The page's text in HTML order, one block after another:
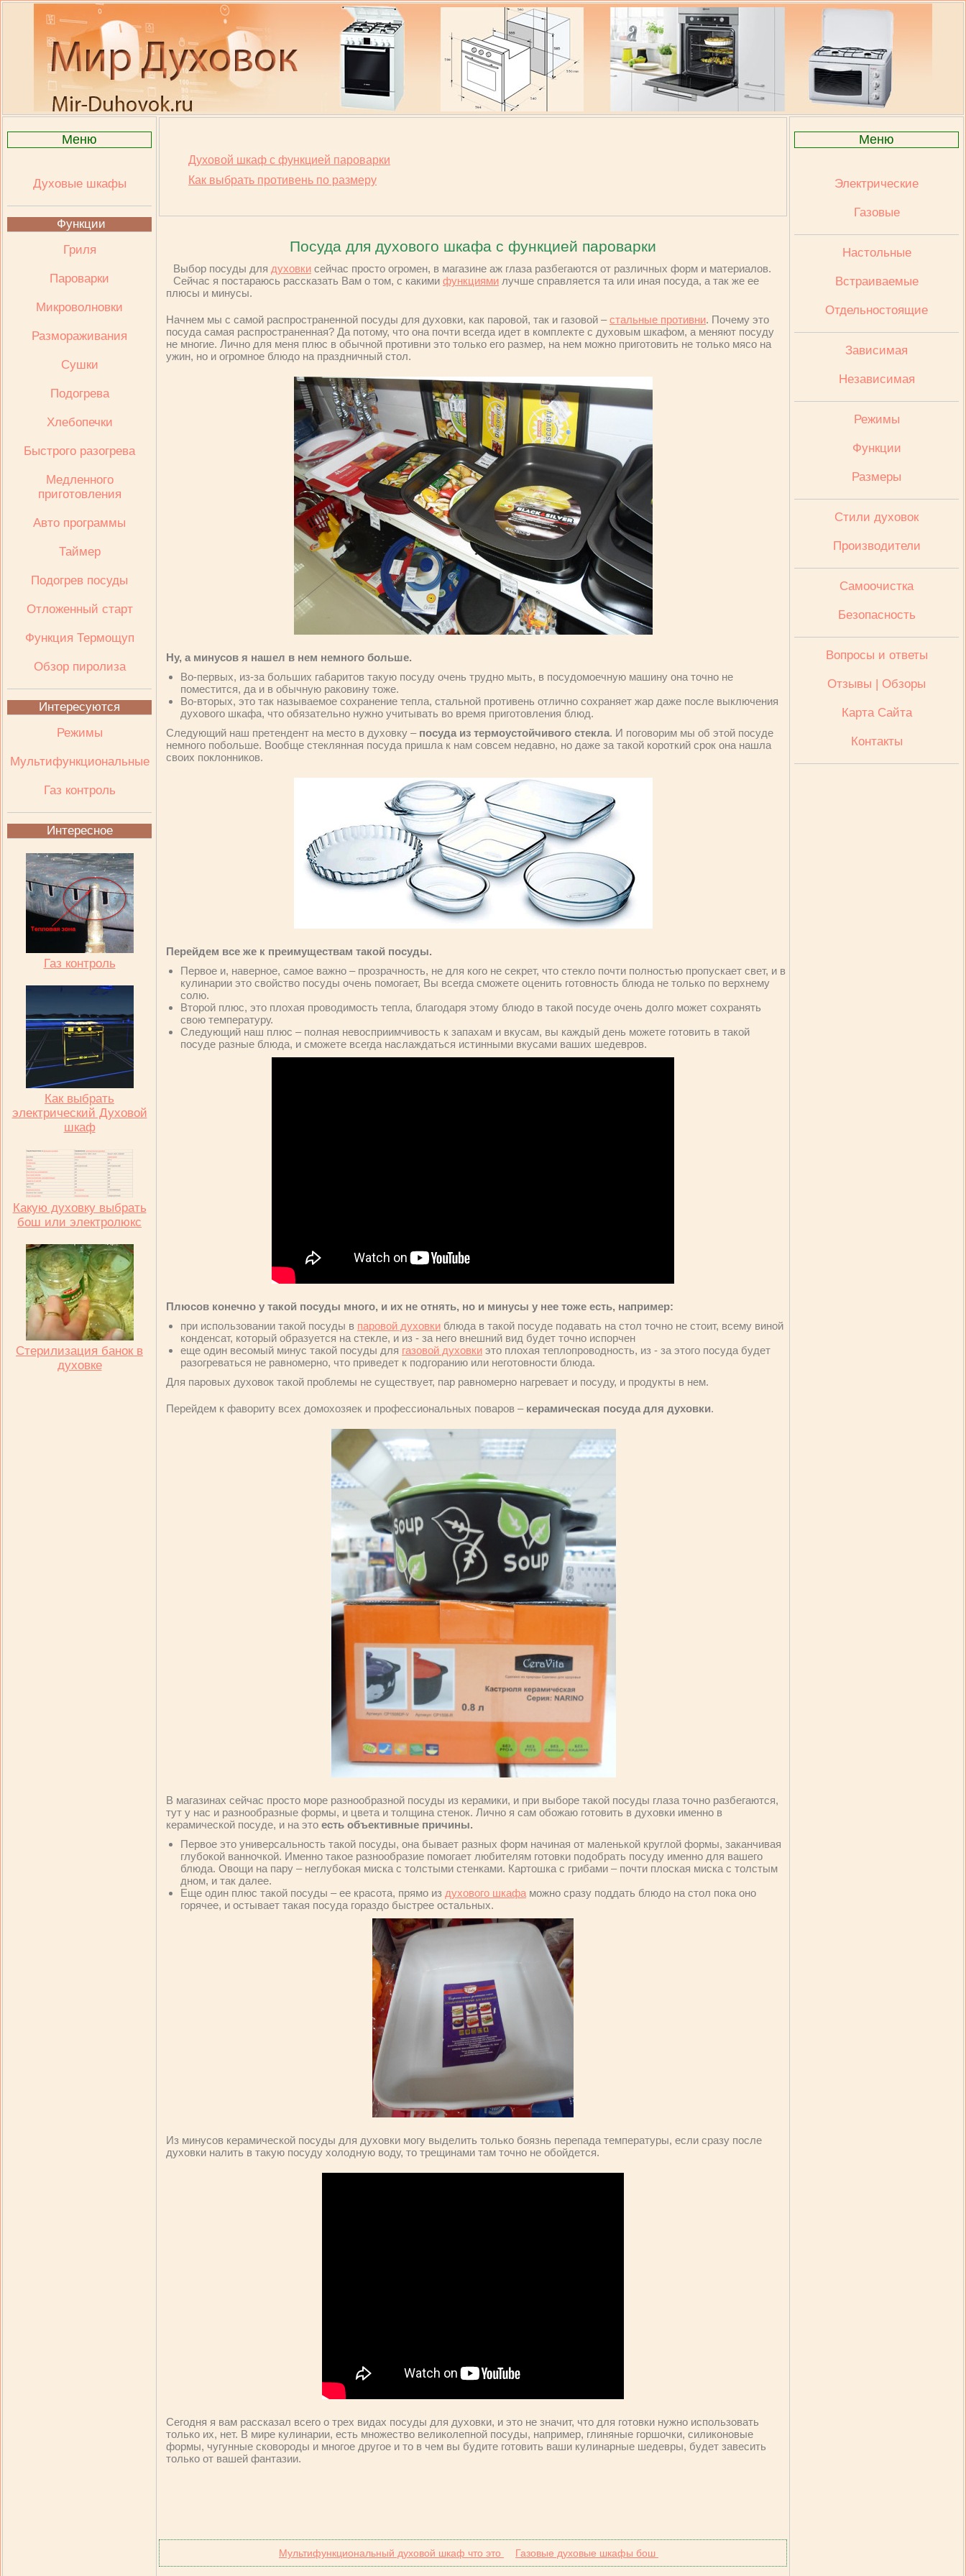
Меню
Духовые шкафы
Функции
Гриля
Пароварки
Микроволновки
Размораживания
Сушки
Подогрева
Хлебопечки
Быстрого разогрева
Медленного
приготовления
Авто программы
Таймер
Подогрев посуды
Отложенный старт
Функция Термощуп
Обзор пиролиза
Интересуются
Режимы
Мультифункциональные
Газ контроль
Интересное
Газ контроль
Как выбрать
электрический Духовой
шкаф
Какую духовку выбрать
бош или электролюкс
Стерилизация банок в
духовке
Духовой шкаф с функцией пароварки
Как выбрать противень по размеру
Посуда для духового шкафа с функцией пароварки
Выбор посуды для духовки сейчас просто огромен, в магазине аж глаза разбегаются от различных форм и материалов.
Сейчас я постараюсь рассказать Вам о том, с какими функциями лучше справляется та или иная посуда, а так же ее
плюсы и минусы.
Начнем мы с самой распространенной посуды для духовки, как паровой, так и газовой –стальные противни. Почему это
посуда самая распространенная? Да потому, что она почти всегда идет в комплекте с духовым шкафом, а меняют посуду
не многие. Лично для меня плюс в обычной противни это только его размер, на нем можно приготовить не только мясо на
ужин, но и огромное блюдо на праздничный стол.
Ну, а минусов я нашел в нем немного больше.
Во-первых, из-за больших габаритов такую посуду очень трудно мыть, в посудомоечную машину она точно не
поместится, да и в обычную раковину тоже.
Во-вторых, это так называемое сохранение тепла, стальной противень отлично сохраняет жар даже после выключения
духового шкафа, что обязательно нужно учитывать во время приготовления блюд.
Следующий наш претендент на место в духовку – посуда из термоустойчивого стекла. И поговорим мы об этой посуде
немного побольше. Вообще стеклянная посуда пришла к нам совсем недавно, но даже за такой короткий срок она нашла
своих поклонников.
Перейдем все же к преимуществам такой посуды.
Первое и, наверное, самое важно – прозрачность, не для кого не секрет, что стекло почти полностью пропускает свет, и в
кулинарии это свойство посуды очень помогает, Вы всегда сможете оценить готовность блюда не только по верхнему
солю.
Второй плюс, это плохая проводимость тепла, благодаря этому блюдо в такой посуде очень долго может сохранять
свою температуру.
Следующий наш плюс – полная невосприимчивость к запахам и вкусам, вы каждый день можете готовить в такой
посуде разные блюда, и сможете всегда наслаждаться истинными вкусами ваших шедевров.
Плюсов конечно у такой посуды много, и их не отнять, но и минусы у нее тоже есть, например:
при использовании такой посуды в паровой духовки блюда в такой посуде подавать на стол точно не стоит, всему виной
конденсат, который образуется на стекле, и из - за него внешний вид будет точно испорчен
еще один весомый минус такой посуды для газовой духовки это плохая теплопроводность, из - за этого посуда будет
разогреваться не равномерно, что приведет к подгоранию или неготовности блюда.
Для паровых духовок такой проблемы не существует, пар равномерно нагревает и посуду, и продукты в нем.
Перейдем к фавориту всех домохозяек и профессиональных поваров – керамическая посуда для духовки.
В магазинах сейчас просто море разнообразной посуды из керамики, и при выборе такой посуды глаза точно разбегаются,
тут у нас и разнообразные формы, и цвета и толщина стенок. Лично я сам обожаю готовить в духовки именно в
керамической посуде, и на это есть объективные причины.
Первое это универсальность такой посуды, она бывает разных форм начиная от маленькой круглой формы, заканчивая
глубокой ванночкой. Именно такое разнообразие помогает любителям готовки подобрать посуду именно для вашего
блюда. Овощи на пару – неглубокая миска с толстыми стенками. Картошка с грибами – почти плоская миска с толстым
дном, и так далее.
Еще один плюс такой посуды – ее красота, прямо из духового шкафа можно сразу поддать блюдо на стол пока оно
горячее, и остывает такая посуда гораздо быстрее остальных.
Из минусов керамической посуды для духовки могу выделить только боязнь перепада температуры, если сразу после
духовки налить в такую посуду холодную воду, то трещинами там точно не обойдется.
Сегодня я вам рассказал всего о трех видах посуды для духовки, и это не значит, что для готовки нужно использовать
только их, нет. В мире кулинарии, есть множество великолепной посуды, например, глиняные горшочки, силиконовые
формы, чугунные сковороды и многое другое и то в чем вы будите готовить ваши кулинарные шедевры, будет завесить
только от вашей фантазии.
Мультифункциональный духовой шкаф что это Газовые духовые шкафы бош
Меню
Электрические
Газовые
Настольные
Встраиваемые
Отдельностоящие
Зависимая
Независимая
Режимы
Функции
Размеры
Стили духовок
Производители
Cамоочистка
Безопасность
Вопросы и ответы
Отзывы | Обзоры
Карта Сайта
Контакты